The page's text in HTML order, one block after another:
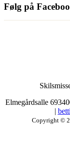
Følg på
Elmegårdsalle
|
Copyright ©